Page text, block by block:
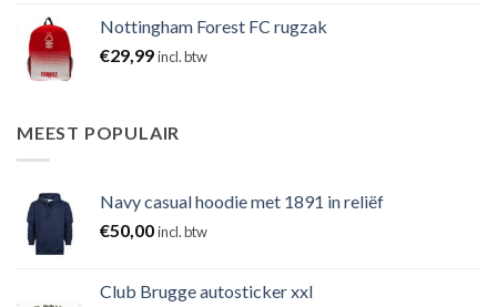
Nottingham Forest FC rugzak
€29,99incl. btw
MEEST POPULAIR
Navy casual hoodie met 1891 in reliëf
€50,00incl. btw
Club Brugge autosticker xxl